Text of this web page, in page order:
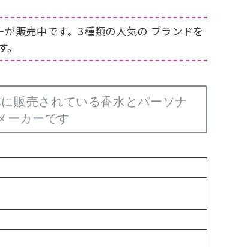
販売中です。3種類の人気の ブランドを
販売されている香水とパーソナ
ーカーです